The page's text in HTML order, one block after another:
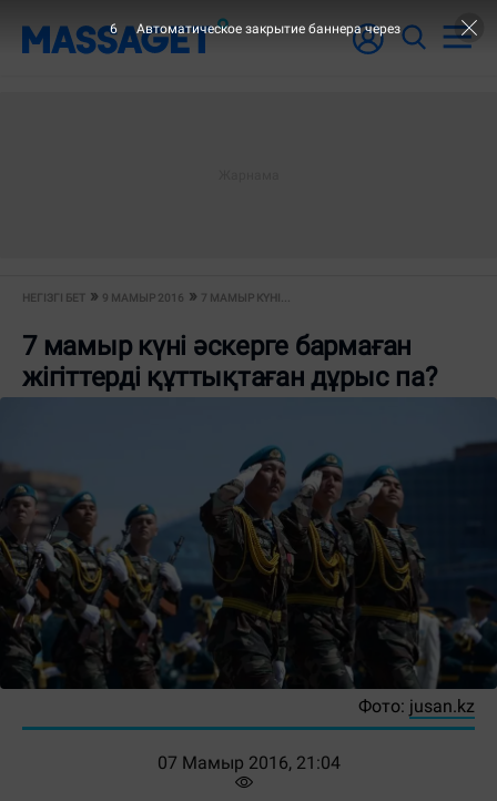
НЕГІЗГІ БЕТ 9 МАМЫР 2016 7 МАМЫР КҮНІ...
7 мамыр күні әскерге бармаған
жігіттерді құттықтаған дұрыс па?
Фото: jusan.kz
07 Мамыр 2016, 21:04
5 Автоматическое закрытие баннера через